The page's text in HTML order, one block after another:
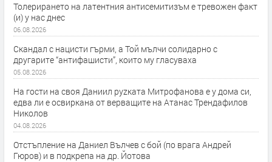
Толерирането на латентния антисемитизъм е тревожен факт
(и) у нас днес
06.08.2026
Скандал с нацисти гърми, а Той мълчи солидарно с
другарите “антифашисти”, които му гласуваха
05.08.2026
На гости на своя Даниил руzката Митрофанова е у дома си,
едва ли е освиркана от верващите на Атанас Трендафилов
Николов
04.08.2026
Отстъпление на Даниел Вълчев с бой (по врага Андрей
Гюров) и в подкрепа на др. Йотова